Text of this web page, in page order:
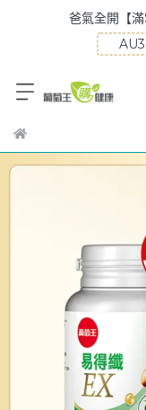
】下單立即折抵